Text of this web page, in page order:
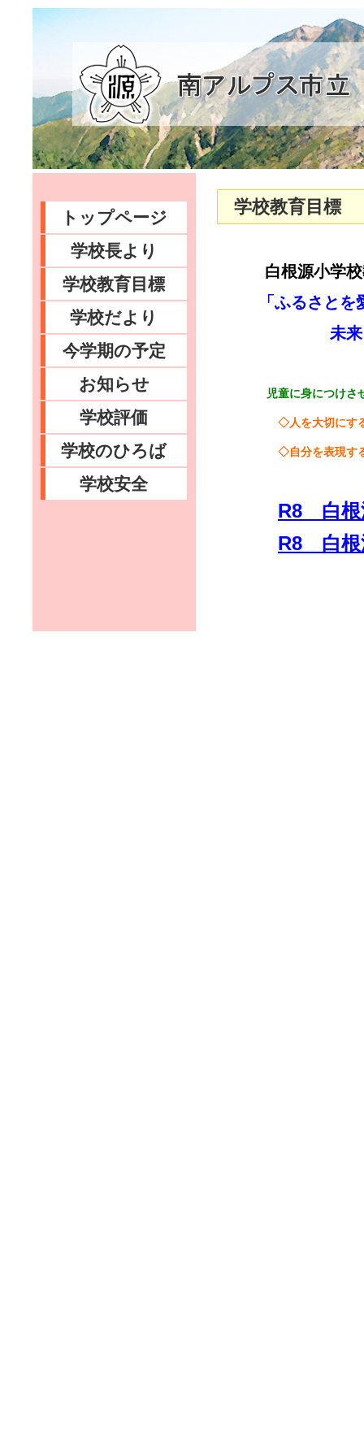
トップページ
学校長より
学校教育目標
学校だより
今学期の予定
お知らせ
学校評価
学校のひろば
学校安全
学校教育目標
白根源小学校
「ふるさと
未来にたく
児童に身につけさ
◇人を大切に
◇自分を表現す
R8 白根
R8 白根